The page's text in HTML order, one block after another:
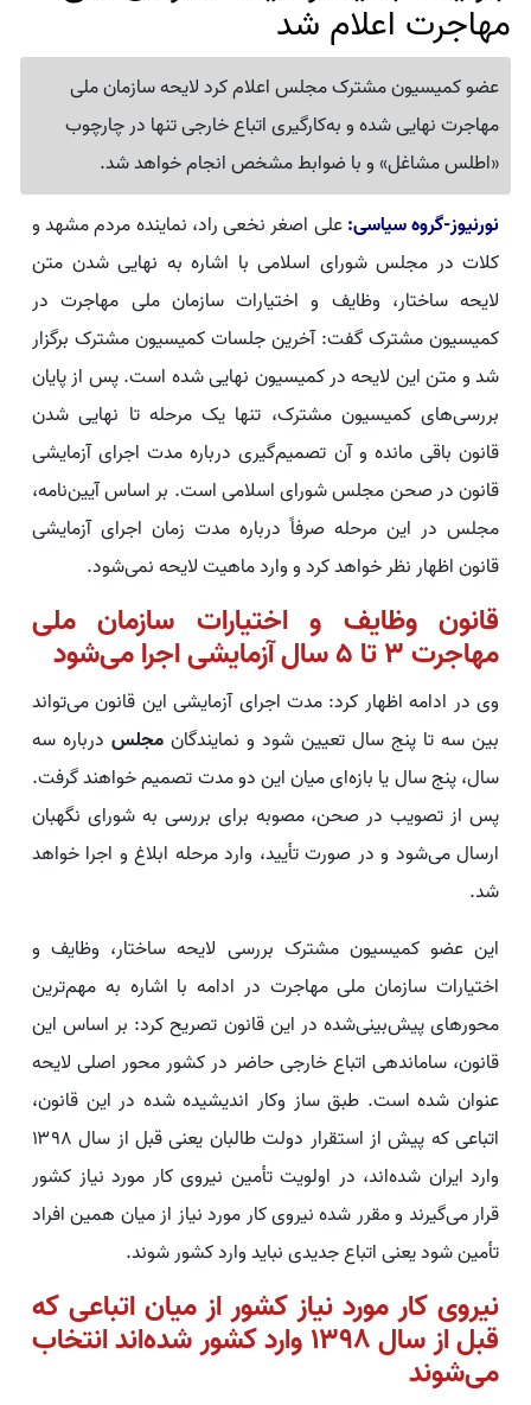
مهاجرت اعلام شد
عضو کمیسیون مشترک مجلس اعلام کرد لایحه سازمان ملی
مهاجرت نهایی شده و به‌کارگیری اتباع خارجی تنها در چارچوب
«اطلس مشاغل» و با ضوابط مشخص انجام خواهد شد.
نورنیوز-گروه سیاسی:علی اصغر نخعی راد، نماینده مردم مشهد و
کلات در مجلس شورای اسلامی با اشاره به نهایی شدن متن
لایحه ساختار، وظایف و اختیارات سازمان ملی مهاجرت در
کمیسیون مشترک گفت: آخرین جلسات کمیسیون مشترک برگزار
شد و متن این لایحه در کمیسیون نهایی شده است. پس از پایان
بررسی‌های کمیسیون مشترک، تنها یک مرحله تا نهایی شدن
قانون باقی مانده و آن تصمیم‌گیری درباره مدت اجرای آزمایشی
قانون در صحن مجلس شورای اسلامی است. بر اساس آیین‌نامه،
مجلس در این مرحله صرفاً درباره مدت زمان اجرای آزمایشی
قانون اظهار نظر خواهد کرد و وارد ماهیت لایحه نمی‌شود.
قانون وظایف و اختیارات سازمان ملی
مهاجرت ۳ تا ۵ سال آزمایشی اجرا می‌شود
وی در ادامه اظهار کرد: مدت اجرای آزمایشی این قانون می‌تواند
بین سه تا پنج سال تعیین شود و نمایندگان مجلس درباره سه
سال، پنج سال یا بازه‌ای میان این دو مدت تصمیم خواهند گرفت.
پس از تصویب در صحن، مصوبه برای بررسی به شورای نگهبان
ارسال می‌شود و در صورت تأیید، وارد مرحله ابلاغ و اجرا خواهد
شد.
این عضو کمیسیون مشترک بررسی لایحه ساختار، وظایف و
اختیارات سازمان ملی مهاجرت در ادامه با اشاره به مهم‌ترین
محورهای پیش‌بینی‌شده در این قانون تصریح کرد: بر اساس این
قانون، ساماندهی اتباع خارجی حاضر در کشور محور اصلی لایحه
عنوان شده است. طبق ساز وکار اندیشیده شده در این قانون،
اتباعی که پیش از استقرار دولت طالبان یعنی قبل از سال ۱۳۹۸
وارد ایران شده‌اند، در اولویت تأمین نیروی کار مورد نیاز کشور
قرار می‌گیرند و مقرر شده نیروی کار مورد نیاز از میان همین افراد
تأمین شود یعنی اتباع جدیدی نباید وارد کشور شوند.
نیروی کار مورد نیاز کشور از میان اتباعی که
قبل از سال ۱۳۹۸ وارد کشور شده‌اند انتخاب
می‌شوند